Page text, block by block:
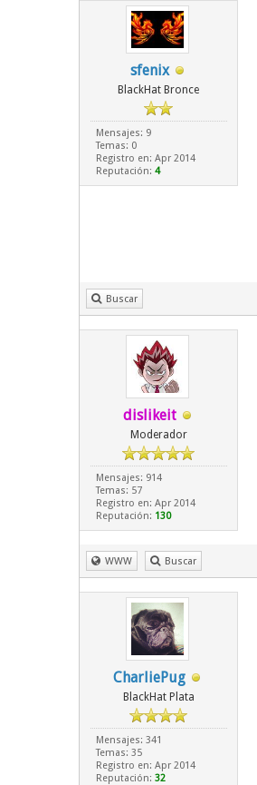
sfenix
BlackHat Bronce
Mensajes: 9
Temas: 0
Registro en: Apr 2014
Reputación: 4
Buscar
dislikeit
Moderador
Mensajes: 914
Temas: 57
Registro en: Apr 2014
Reputación: 130
WWW Buscar
CharliePug
BlackHat Plata
Mensajes: 341
Temas: 35
Registro en: Apr 2014
Reputación: 32